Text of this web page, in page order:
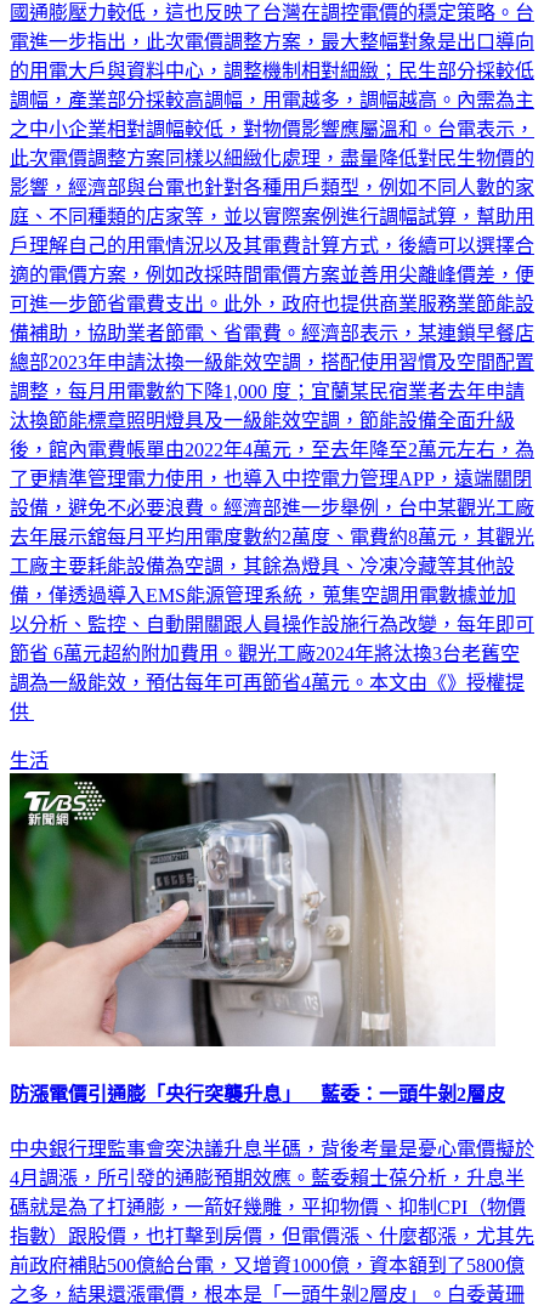
5.94%、法國4.91%、英國6.72%，相較我國為2.49%，顯示我
國通膨壓力較低，這也反映了台灣在調控電價的穩定策略。台
電進一步指出，此次電價調整方案，最大整幅對象是出口導向
的用電大戶與資料中心，調整機制相對細緻；民生部分採較低
調幅，產業部分採較高調幅，用電越多，調幅越高。內需為主
之中小企業相對調幅較低，對物價影響應屬溫和。台電表示，
此次電價調整方案同樣以細緻化處理，盡量降低對民生物價的
影響，經濟部與台電也針對各種用戶類型，例如不同人數的家
庭、不同種類的店家等，並以實際案例進行調幅試算，幫助用
戶理解自己的用電情況以及其電費計算方式，後續可以選擇合
適的電價方案，例如改採時間電價方案並善用尖離峰價差，便
可進一步節省電費支出。此外，政府也提供商業服務業節能設
備補助，協助業者節電、省電費。經濟部表示，某連鎖早餐店
總部2023年申請汰換一級能效空調，搭配使用習慣及空間配置
調整，每月用電數約下降1,000 度；宜蘭某民宿業者去年申請
汰換節能標章照明燈具及一級能效空調，節能設備全面升級
後，館內電費帳單由2022年4萬元，至去年降至2萬元左右，為
了更精準管理電力使用，也導入中控電力管理APP，遠端關閉
設備，避免不必要浪費。經濟部進一步舉例，台中某觀光工廠
去年展示舘每月平均用電度數約2萬度、電費約8萬元，其觀光
工廠主要耗能設備為空調，其餘為燈具、冷凍冷藏等其他設
備，僅透過導入EMS能源管理系統，蒐集空調用電數據並加
以分析、監控、自動開關跟人員操作設施行為改變，每年即可
節省 6萬元超約附加費用。觀光工廠2024年將汰換3台老舊空
調為一級能效，預估每年可再節省4萬元。本文由《》授權提
生活
中央銀行理監事會突決議升息半碼，背後考量是憂心電價擬於
4月調漲，所引發的通膨預期效應。藍委賴士葆分析，升息半
碼就是為了打通膨，一箭好幾雕，平抑物價、抑制CPI（物價
指數）跟股價，也打擊到房價，但電價漲、什麼都漲，尤其先
前政府補貼500億給台電，又增資1000億，資本額到了5800億